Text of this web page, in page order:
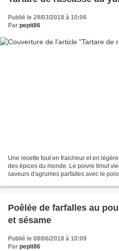
Publié le 29/03/2018 à 10:06
Par pepit86
Une recette tout en fraicheur et en
des épices du monde. Le poivre timut
saveurs d'agrumes parfaites avec le
Poêlée de farfalles au
et sésame
Publié le 08/06/2018 à 10:09
Par pepit86